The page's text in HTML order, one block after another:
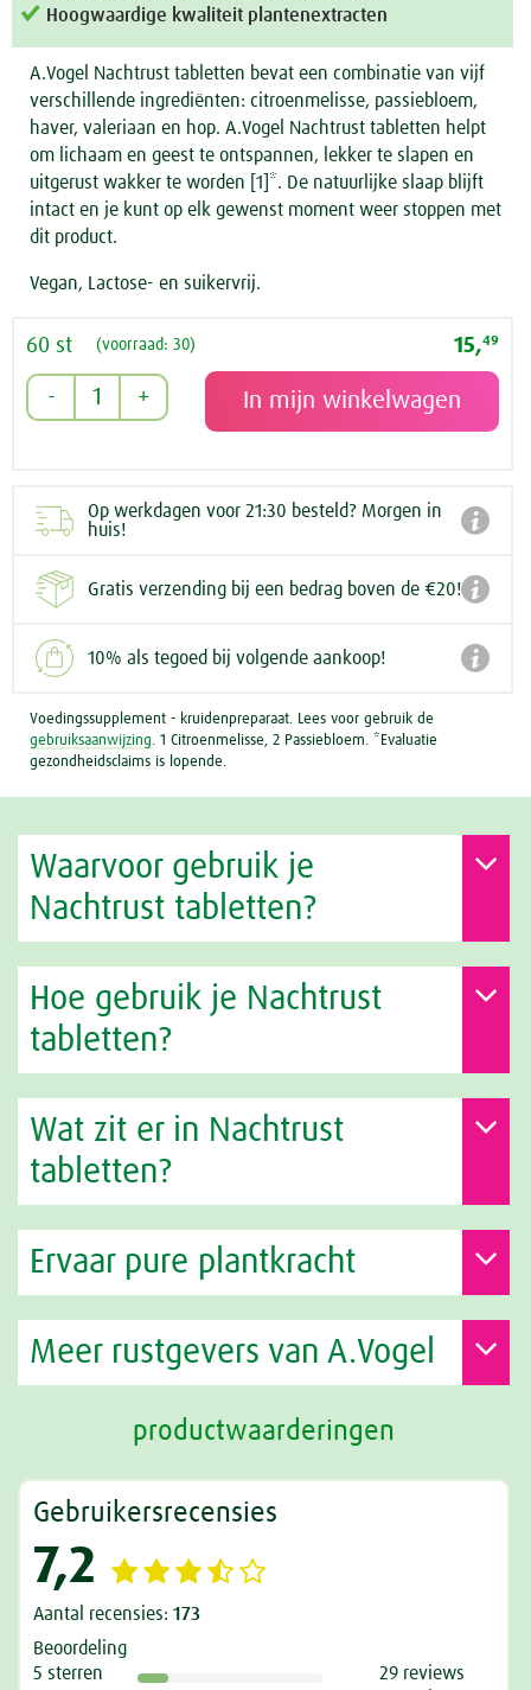
Hoogwaardige kwaliteit plantenextracten
A.Vogel Nachtrust tabletten bevat een combinatie van vijf
verschillende ingrediënten: citroenmelisse, passiebloem,
haver, valeriaan en hop. A.Vogel Nachtrust tabletten helpt
om lichaam en geest te ontspannen, lekker te slapen en
uitgerust wakker te worden [1]*. De natuurlijke slaap blijft
intact en je kunt op elk gewenst moment weer stoppen met
dit product.
Vegan, Lactose- en suikervrij.
60 st (voorraad: 30) 15,49
Op werkdagen voor 21:30 besteld? Morgen in
huis!

Gratis verzending bij een bedrag boven de €20!
10% als tegoed bij volgende aankoop! 
Voedingssupplement - kruidenpreparaat. Lees voor gebruik de
gebruiksaanwijzing. 1 Citroenmelisse, 2 Passiebloem. *Evaluatie
gezondheidsclaims is lopende.
Waarvoor gebruik je
Nachtrust tabletten?
Hoe gebruik je Nachtrust
tabletten?
Wat zit er in Nachtrust
tabletten?
Ervaar pure plantkracht
Meer rustgevers van A.Vogel
productwaarderingen
Gebruikersrecensies
7,2
Aantal recensies:173
Beoordeling
5 sterren
29 reviews